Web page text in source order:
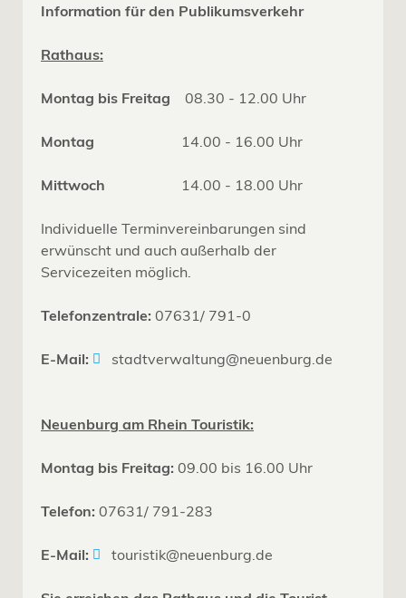
Information für den Publikumsverkehr
Rathaus:
Montag bis Freitag 08.30 - 12.00 Uhr
Montag 14.00 - 16.00 Uhr
Mittwoch 14.00 - 18.00 Uhr
Individuelle Terminvereinbarungen sind
erwünscht und auch außerhalb der
Servicezeiten möglich.
Telefonzentrale: 07631/ 791-0
E-Mail: stadtverwaltung@neuenburg.de
Neuenburg am Rhein Touristik:
Montag bis Freitag: 09.00 bis 16.00 Uhr
Telefon: 07631/ 791-283
E-Mail: touristik@neuenburg.de